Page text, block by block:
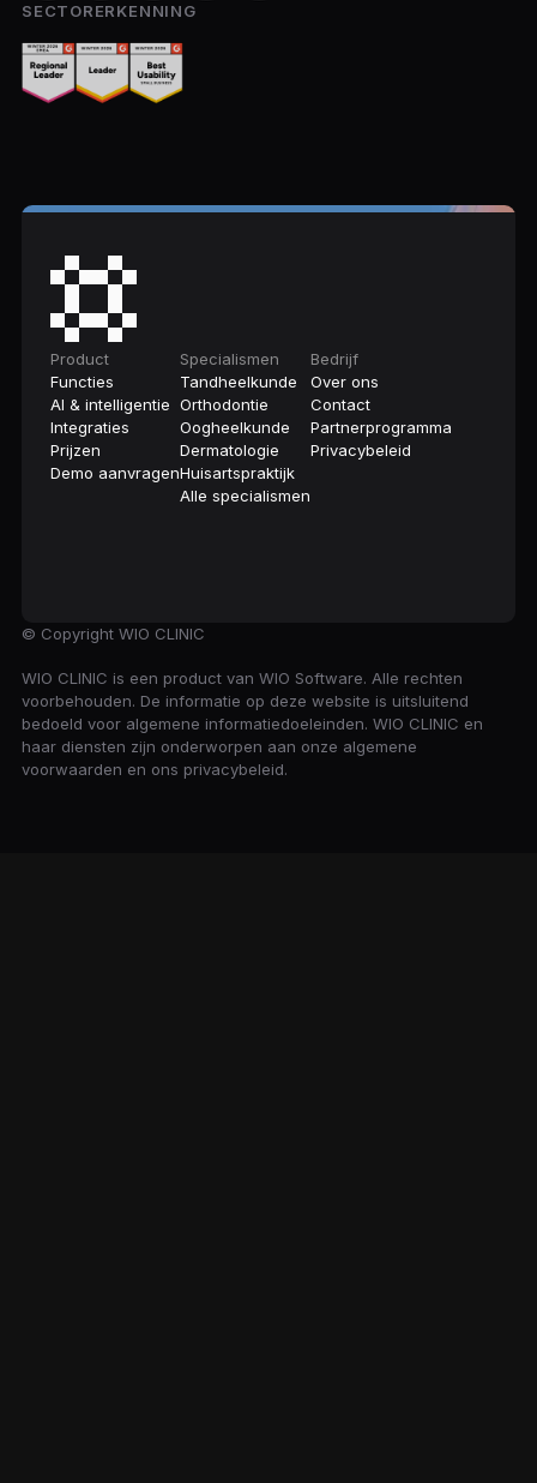
SECTORERKENNING
Product
Functies
AI & intelligentie
Integraties
Prijzen
Demo aanvragen
Specialismen
Tandheelkunde
Orthodontie
Oogheelkunde
Dermatologie
Huisartspraktijk
Alle specialismen
Bedrijf
Over ons
Contact
Partnerprogramma
Privacybeleid
© Copyright WIO CLINIC
WIO CLINIC is een product van WIO Software. Alle rechten
voorbehouden. De informatie op deze website is uitsluitend
bedoeld voor algemene informatiedoeleinden. WIO CLINIC en
haar diensten zijn onderworpen aan onze algemene
voorwaarden en ons privacybeleid.